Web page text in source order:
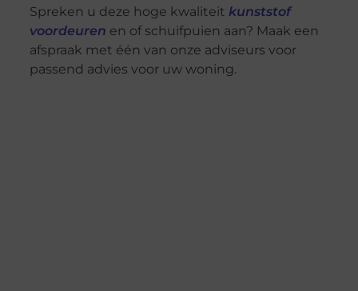
Spreken u deze hoge kwaliteit kunststof
voordeuren en of schuifpuien aan? Maak een
afspraak met één van onze adviseurs voor
passend advies voor uw woning.